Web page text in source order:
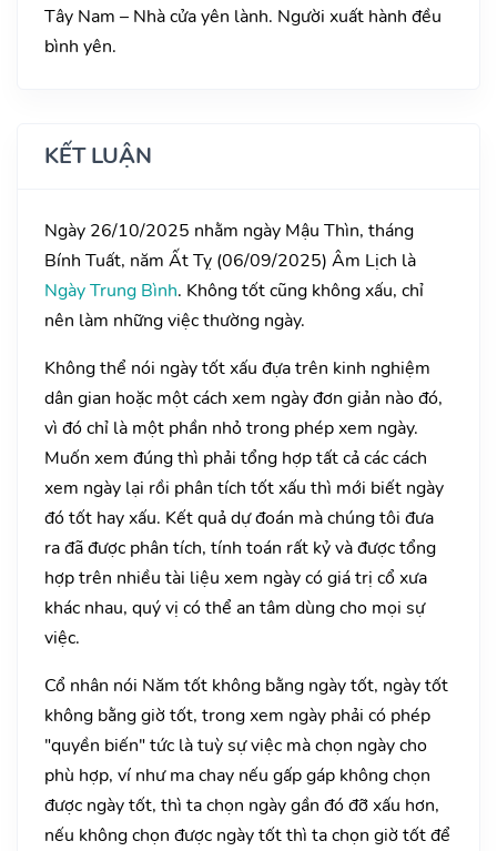
Tây Nam – Nhà cửa yên lành. Người xuất hành đều
bình yên.
KẾT LUẬN
Ngày 26/10/2025 nhằm ngày Mậu Thìn, tháng
Bính Tuất, năm Ất Tỵ (06/09/2025) Âm Lịch là
Ngày Trung Bình. Không tốt cũng không xấu, chỉ
nên làm những việc thường ngày.
Không thể nói ngày tốt xấu đựa trên kinh nghiệm
dân gian hoặc một cách xem ngày đơn giản nào đó,
vì đó chỉ là một phần nhỏ trong phép xem ngày.
Muốn xem đúng thì phải tổng hợp tất cả các cách
xem ngày lại rồi phân tích tốt xấu thì mới biết ngày
đó tốt hay xấu. Kết quả dự đoán mà chúng tôi đưa
ra đã được phân tích, tính toán rất kỷ và được tổng
hợp trên nhiều tài liệu xem ngày có giá trị cổ xưa
khác nhau, quý vị có thể an tâm dùng cho mọi sự
việc.
Cổ nhân nói Năm tốt không bằng ngày tốt, ngày tốt
không bằng giờ tốt, trong xem ngày phải có phép
"quyền biến" tức là tuỳ sự việc mà chọn ngày cho
phù hợp, ví như ma chay nếu gấp gáp không chọn
được ngày tốt, thì ta chọn ngày gần đó đỡ xấu hơn,
nếu không chọn được ngày tốt thì ta chọn giờ tốt để